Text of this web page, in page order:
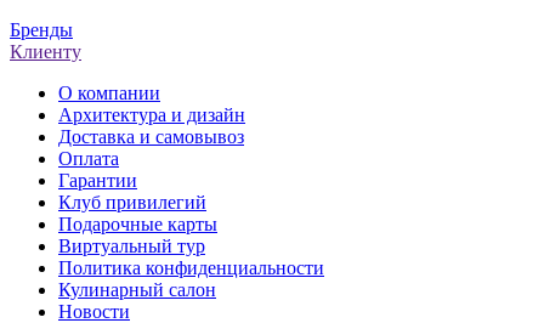
Бренды
Клиенту
О компании
Архитектура и дизайн
Доставка и самовывоз
Оплата
Гарантии
Клуб привилегий
Подарочные карты
Виртуальный тур
Политика конфиденциальности
Кулинарный салон
Новости